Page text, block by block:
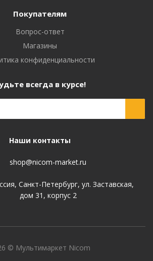
Покупателям
Вопрос-ответ
Магазины
конфиденциальности
всегда в курсе!
Наши контакты
shop@nicom-market.ru
Санкт-Петербург, ул. Заставская,
дом 31, корпус 2
© Мультимаркет Nicom